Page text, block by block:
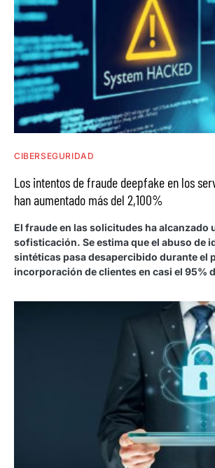
CIBERSEGURIDAD
Los intentos de fraude deepfake en los
han aumentado más del 2,100%
El fraude en las solicitudes ha alcanzado
sofisticación. Se estima que el abuso de
sintéticas pasa desapercibido durante el
incorporación de clientes en casi el 95%